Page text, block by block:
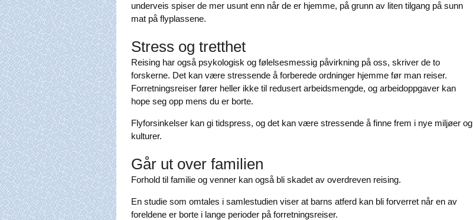
underveis spiser de mer usunt enn når de er hjemme, på grunn av liten tilgang på sunn
mat på flyplassene.
Stress og tretthet
Reising har også psykologisk og følelsesmessig påvirkning på oss, skriver de to
forskerne. Det kan være stressende å forberede ordninger hjemme før man reiser.
Forretningsreiser fører heller ikke til redusert arbeidsmengde, og arbeidoppgaver kan
hope seg opp mens du er borte.
Flyforsinkelser kan gi tidspress, og det kan være stressende å finne frem i nye miljøer og
kulturer.
Går ut over familien
Forhold til familie og venner kan også bli skadet av overdreven reising.
En studie som omtales i samlestudien viser at barns atferd kan bli forverret når en av
foreldene er borte i lange perioder på forretningsreiser.